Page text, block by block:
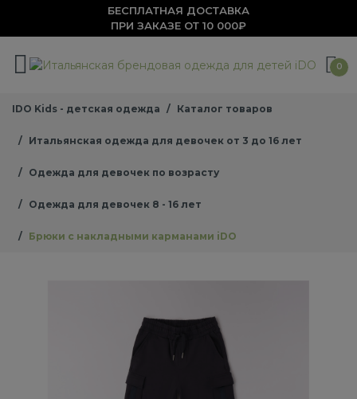
БЕСПЛАТНАЯ ДОСТАВКА
ПРИ ЗАКАЗЕ ОТ 10 000₽
0
IDO Kids - детская одежда Каталог товаров
Итальянская одежда для девочек от 3 до 16 лет
Одежда для девочек по возрасту
Одежда для девочек 8 - 16 лет
Брюки с накладными карманами iDO